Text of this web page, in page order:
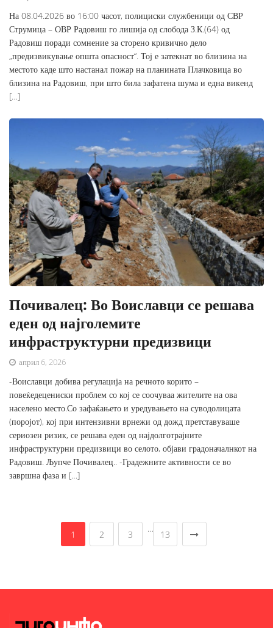
На 08.04.2026 во 16:00 часот, полициски службеници од СВР
Струмица – ОВР Радовиш го лишија од слобода З.К.(64) од
Радовиш поради сомнение за сторено кривично дело
„предизвикување општа опасност“. Тој е затекнат во близина на
местото каде што настанал пожар на планината Плачковица во
близина на Радовиш, при што била зафатена шума и една викенд
[…]
Почивалец: Во Воиславци се решава
еден од најголемите
инфраструктурни предизвици
април 6, 2026
-Воиславци добива регулација на речното корито –
повеќедецениски проблем со кој се соочуваа жителите на ова
населено место.Со зафаќањето и уредувањето на суводолицата
(поројот), кој при интензивни врнежи од дожд претставуваше
сериозен ризик, се решава еден од најдолготрајните
инфраструктурни предизвици во селото, објави градоначалнкот на
Радовиш. Љупче Почивалец.. -Градежните активности се во
завршна фаза и […]
1 2 3
…
13